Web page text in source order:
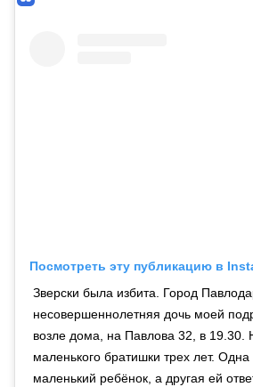
Посмотреть эту публикацию в
Зверски была избита. Город
несовершеннолетняя дочь моей
возле дома, на Павлова 32, в 19.30.
маленького братишки трех лет. Одна
маленький ребёнок, а другая ей